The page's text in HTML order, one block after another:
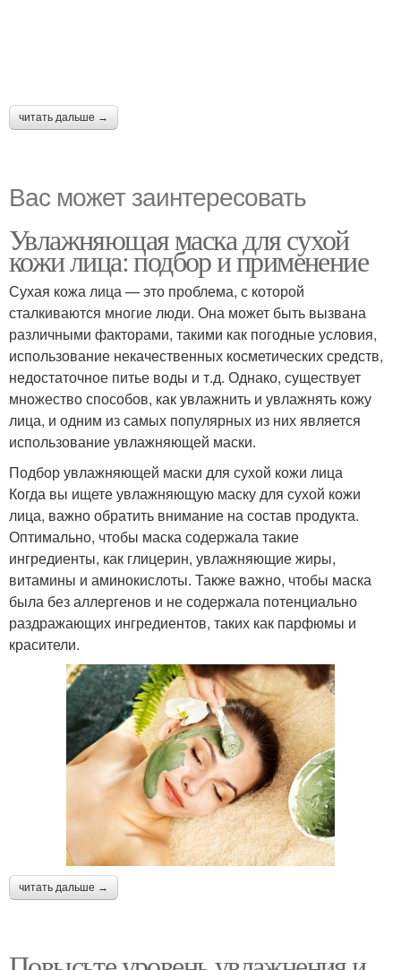
читать дальше →
Вас может заинтересовать
Увлажняющая маска для сухой
кожи лица: подбор и применение
Сухая кожа лица — это проблема, с которой
сталкиваются многие люди. Она может быть вызвана
различными факторами, такими как погодные условия,
использование некачественных косметических средств,
недостаточное питье воды и т.д. Однако, существует
множество способов, как увлажнить и увлажнять кожу
лица, и одним из самых популярных из них является
использование увлажняющей маски.
Подбор увлажняющей маски для сухой кожи лица
Когда вы ищете увлажняющую маску для сухой кожи
лица, важно обратить внимание на состав продукта.
Оптимально, чтобы маска содержала такие
ингредиенты, как глицерин, увлажняющие жиры,
витамины и аминокислоты. Также важно, чтобы маска
была без аллергенов и не содержала потенциально
раздражающих ингредиентов, таких как парфюмы и
красители.
читать дальше →